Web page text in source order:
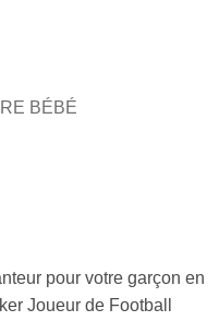
BÉBÉ
pour votre garçon en
Joueur de Football